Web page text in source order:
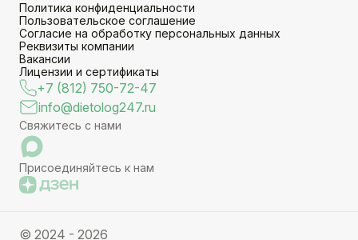
Политика конфиденциальности
Пользовательское соглашение
Согласие на обработку персональных данных
Реквизиты компании
Вакансии
Лицензии и сертификаты
+7 (812) 750-72-47
info@dietolog247.ru
Свяжитесь с нами
Присоединяйтесь к нам
© 2024 - 2026